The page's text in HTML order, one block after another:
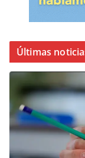
Últimas